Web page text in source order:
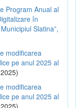
Program Anual al
în
Slatina”,
modificarea
pe anul 2025 al
modificarea
pe anul 2025 al